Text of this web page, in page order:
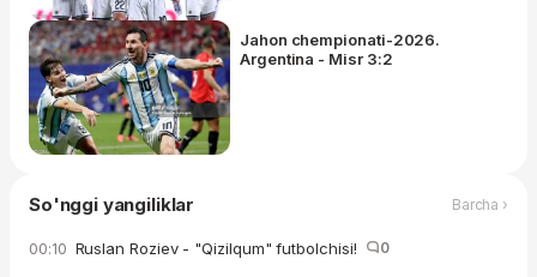
Jahon chempionati-2026.
Argentina - Misr 3:2
So'nggi yangiliklar Barcha ›
00:10 Ruslan Roziev - "Qizilqum" futbolchisi! 0